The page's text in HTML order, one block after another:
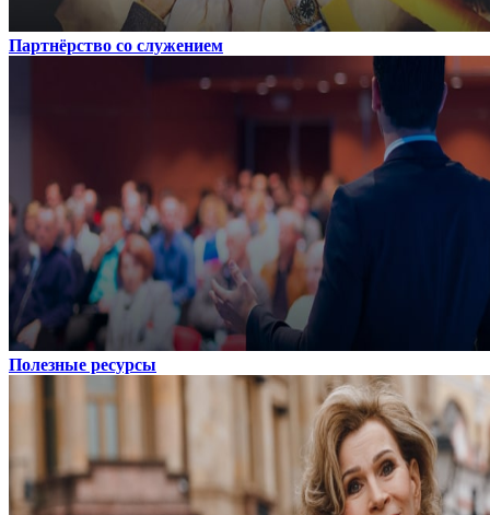
Партнёрство со служением
Полезные ресурсы